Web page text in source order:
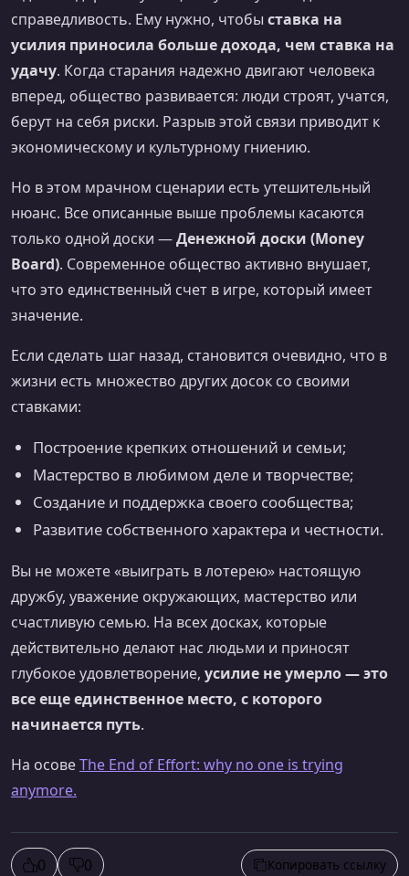
справедливость. Ему нужно, чтобы ставка на
усилия приносила больше дохода, чем ставка на
удачу. Когда старания надежно двигают человека
вперед, общество развивается: люди строят, учатся,
берут на себя риски. Разрыв этой связи приводит к
экономическому и культурному гниению.
Но в этом мрачном сценарии есть утешительный
нюанс. Все описанные выше проблемы касаются
только одной доски —Денежной доски (Money
Board). Современное общество активно внушает,
что это единственный счет в игре, который имеет
значение.
Если сделать шаг назад, становится очевидно, что в
жизни есть множество других досок со своими
ставками:
Построение крепких отношений и семьи;
Мастерство в любимом деле и творчестве;
Создание и поддержка своего сообщества;
Развитие собственного характера и честности.
Вы не можете «выиграть в лотерею» настоящую
дружбу, уважение окружающих, мастерство или
счастливую семью. На всех досках, которые
действительно делают нас людьми и приносят
глубокое удовлетворение, усилие не умерло — это
все еще единственное место, с которого
начинается путь.
На осовеThe End of Effort: why no one is trying
anymore.
0 0 Копировать ссылку